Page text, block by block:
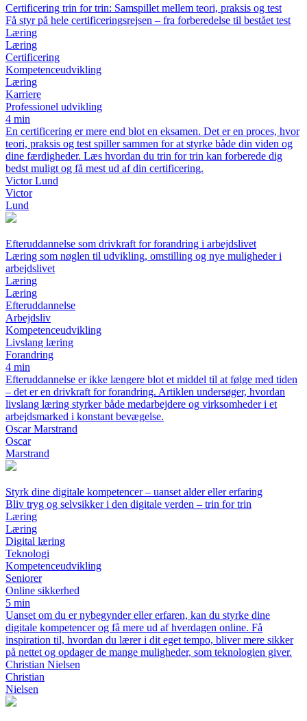
Certificering trin for trin: Samspillet mellem teori, praksis og test
Få styr på hele certificeringsrejsen – fra forberedelse til bestået test
Læring
Læring
Certificering
Kompetenceudvikling
Læring
Karriere
Professionel udvikling
4 min
En certificering er mere end blot en eksamen. Det er en proces, hvor
teori, praksis og test spiller sammen for at styrke både din viden og
dine færdigheder. Læs hvordan du trin for trin kan forberede dig
bedst muligt og få mest ud af din certificering.
Victor Lund
Victor
Lund
Efteruddannelse som drivkraft for forandring i arbejdslivet
Læring som nøglen til udvikling, omstilling og nye muligheder i
arbejdslivet
Læring
Læring
Efteruddannelse
Arbejdsliv
Kompetenceudvikling
Livslang læring
Forandring
4 min
Efteruddannelse er ikke længere blot et middel til at følge med tiden
– det er en drivkraft for forandring. Artiklen undersøger, hvordan
livslang læring styrker både medarbejdere og virksomheder i et
arbejdsmarked i konstant bevægelse.
Oscar Marstrand
Oscar
Marstrand
Styrk dine digitale kompetencer – uanset alder eller erfaring
Bliv tryg og selvsikker i den digitale verden – trin for trin
Læring
Læring
Digital læring
Teknologi
Kompetenceudvikling
Seniorer
Online sikkerhed
5 min
Uanset om du er nybegynder eller erfaren, kan du styrke dine
digitale kompetencer og få mere ud af hverdagen online. Få
inspiration til, hvordan du lærer i dit eget tempo, bliver mere sikker
på nettet og opdager de mange muligheder, som teknologien giver.
Christian Nielsen
Christian
Nielsen